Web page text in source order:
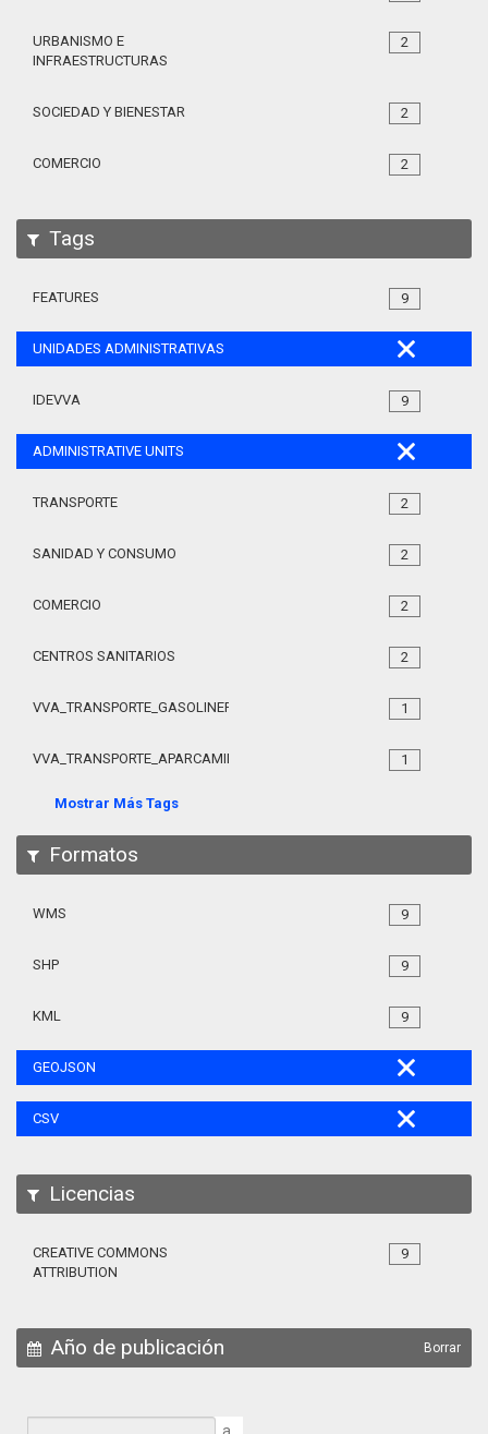
2
URBANISMO E
INFRAESTRUCTURAS
2
SOCIEDAD Y BIENESTAR
2
COMERCIO
Tags
9
FEATURES
UNIDADES ADMINISTRATIVAS
9
IDEVVA
ADMINISTRATIVE UNITS
2
TRANSPORTE
2
SANIDAD Y CONSUMO
2
COMERCIO
2
CENTROS SANITARIOS
1
VVA_TRANSPORTE_GASOLINERAS_105
1
VVA_TRANSPORTE_APARCAMIENTO_REGULADO_105
Mostrar Más Tags
Formatos
9
WMS
9
SHP
9
KML
GEOJSON
CSV
Licencias
9
CREATIVE COMMONS
ATTRIBUTION
Año de publicación Borrar